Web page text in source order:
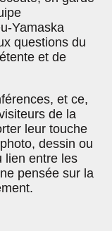
Yamaska
questions du
et de
et ce,
de la
leur touche
dessin ou
lien entre les
pensée sur la